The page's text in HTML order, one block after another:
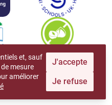
et, sauf
mesure
améliorer
J'accepte
Je refuse